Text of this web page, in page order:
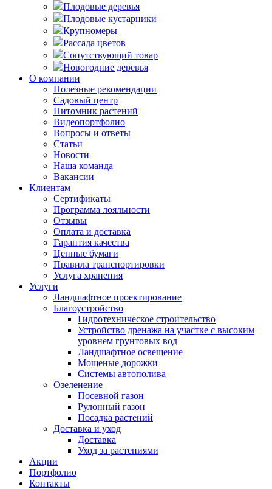
Плодовые деревья
Плодовые кустарники
Крупномеры
Рассада цветов
Сопутствующий товар
Новогодние деревья
О компании
Полезные рекомендации
Садовый центр
Питомник растений
Видеопортфолио
Вопросы и ответы
Статьи
Новости
Наша команда
Вакансии
Клиентам
Сертификаты
Программа лояльности
Отзывы
Оплата и доставка
Гарантия качества
Ценные бумаги
Правила транспортировки
Услуга хранения
Услуги
Ландшафтное проектирование
Благоустройство
Гидротехническое строительство
Устройство дренажа на участке с высоким
уровнем грунтовых вод
Ландшафтное освещение
Мощеные дорожки
Системы автополива
Озеленение
Посевной газон
Рулонный газон
Посадка растений
Доставка и уход
Доставка
Уход за растениями
Акции
Портфолио
Контакты